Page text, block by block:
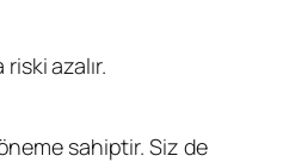
azalır.
sahiptir. Siz de